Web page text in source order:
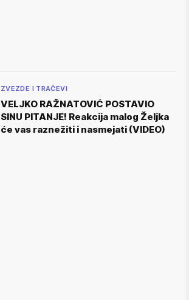
ZVEZDE I TRAČEVI
VELJKO RAŽNATOVIĆ POSTAVIO
SINU PITANJE! Reakcija malog Željka
će vas raznežiti i nasmejati (VIDEO)